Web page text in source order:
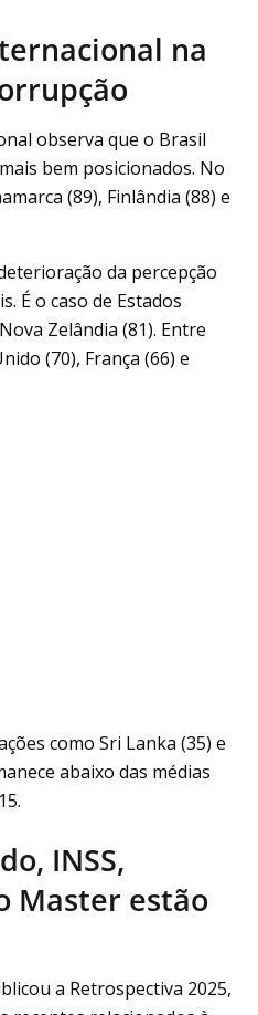
na
observa que o Brasil
bem posicionados. No
(89), Finlândia (88) e
da percepção
É o caso de Estados
Zelândia (81). Entre
(70), França (66) e
como Sri Lanka (35) e
abaixo das médias
INSS,
Master estão
a Retrospectiva 2025,